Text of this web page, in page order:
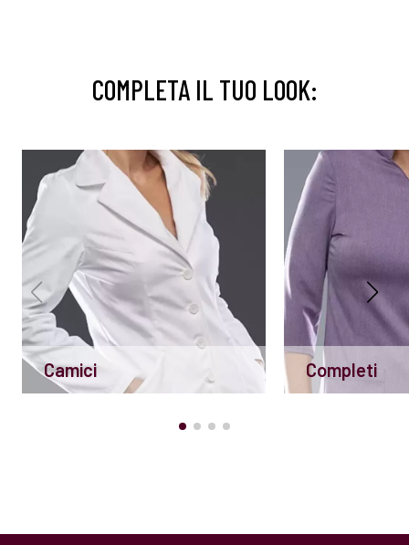
COMPLETA IL TUO LOOK:
Camici Completi